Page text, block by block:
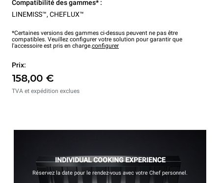
Compatibilité des gammes* :
LINEMISS™, CHEFLUX™
*Certaines versions des gammes ci-dessus peuvent ne pas être
compatibles. Veuillez configurer votre solution pour garantir que
l'accessoire est pris en charge.configurer
Prix:
158,00 €
TVA et expédition exclues
INDIVIDUAL COOKING EXPERIENCE
Réservez la date pour le rendez-vous avec votre Chef personnel.